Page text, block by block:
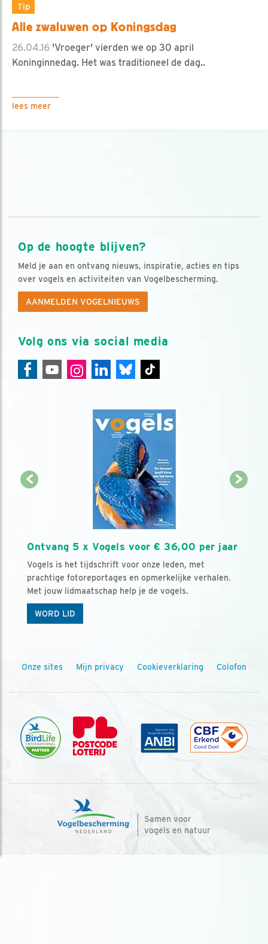
Tip
Alle zwaluwen op Koningsdag
26.04.16 'Vroeger' vierden we op 30 april
Koninginnedag. Het was traditioneel de dag..
lees meer
Op de hoogte blijven?
Meld je aan en ontvang nieuws, inspiratie, acties en tips
over vogels en activiteiten van Vogelbescherming.
AANMELDEN VOGELNIEUWS
Volg ons via social media
Ontvang 5 x Vogels voor € 36,00 per jaar
Vogels is het tijdschrift voor onze leden, met
prachtige fotoreportages en opmerkelijke verhalen.
Met jouw lidmaatschap help je de vogels.
WORD LID
Onze sites Mijn privacy Cookieverklaring Colofon
Samen voor
vogels en natuur